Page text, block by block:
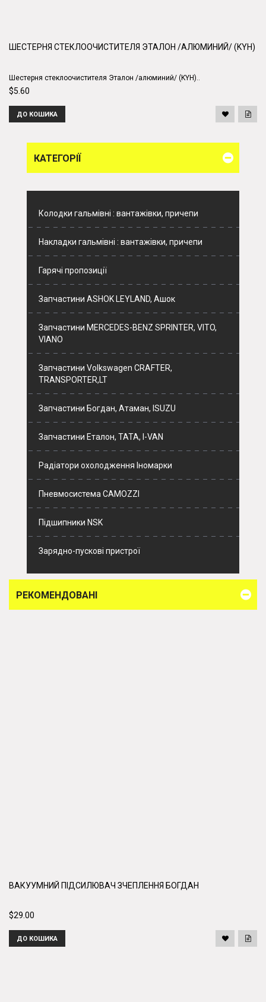
ШЕСТЕРНЯ СТЕКЛООЧИСТИТЕЛЯ ЭТАЛОН /АЛЮМИНИЙ/ (KYH)
Шестерня стеклоочистителя Эталон /алюминий/ (KYH)..
$5.60
ДО КОШИКА
КАТЕГОРІЇ
Колодки гальмівні : вантажівки, причепи
Накладки гальмівні : вантажівки, причепи
Гарячі пропозиції
Запчастини ASHOK LEYLAND, Ашок
Запчастини MERCEDES-BENZ SPRINTER, VITO,
VIANO
Запчастини Volkswagen CRAFTER,
TRANSPORTER,LT
Запчастини Богдан, Атаман, ISUZU
Запчастини Еталон, ТАТА, I-VAN
Радіатори охолодження Іномарки
Пневмосистема CAMOZZI
Підшипники NSK
Зарядно-пускові пристрої
РЕКОМЕНДОВАНІ
ВАКУУМНИЙ ПІДСИЛЮВАЧ ЗЧЕПЛЕННЯ БОГДАН
$29.00
ДО КОШИКА